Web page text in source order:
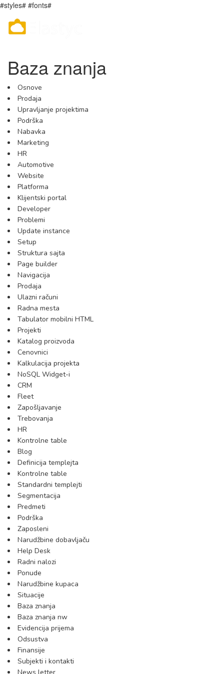
#styles# #fonts#
Baza znanja
Osnove
Prodaja
Upravljanje projektima
Podrška
Nabavka
Marketing
HR
Automotive
Website
Platforma
Klijentski portal
Developer
Problemi
Update instance
Setup
Struktura sajta
Page builder
Navigacija
Prodaja
Ulazni računi
Radna mesta
Tabulator mobilni HTML
Projekti
Katalog proizvoda
Cenovnici
Kalkulacija projekta
NoSQL Widget-i
CRM
Fleet
Zapošljavanje
Trebovanja
HR
Kontrolne table
Blog
Definicija templejta
Kontrolne table
Standardni templejti
Segmentacija
Predmeti
Podrška
Zaposleni
Narudžbine dobavljaču
Help Desk
Radni nalozi
Ponude
Narudžbine kupaca
Situacije
Baza znanja
Baza znanja nw
Evidencija prijema
Odsustva
Finansije
Subjekti i kontakti